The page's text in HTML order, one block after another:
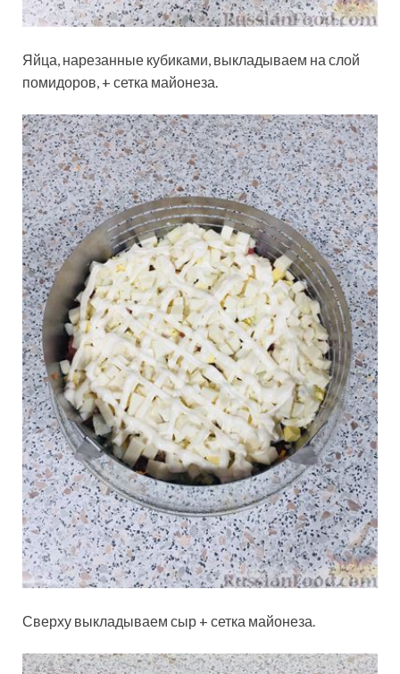
Яйца, нарезанные кубиками, выкладываем на слой
помидоров, + сетка майонеза.
Сверху выкладываем сыр + сетка майонеза.